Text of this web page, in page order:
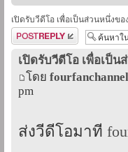
เปิดรับวีดีโอ เพื่อเป็นส่วนหนึ่งของ
ตอบกระทู้
เปิดรับวีดีโอ เพื่อเป็น
โดย fourfanchannel
pm
ส่งวีดีโอมาที่